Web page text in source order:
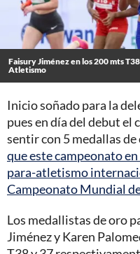
Faisury Jiménez en los 200 mts
Atletismo
Inicio soñado para la
pues en día del debut el
sentir con 5 medallas de
que este campeonato
para-atletismo
Campeonato Mundial
Los medallistas de oro
Jiménez y Karen